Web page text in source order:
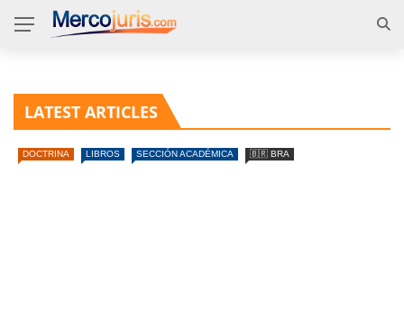
LATEST ARTICLES
DOCTRINA LIBROS SECCIÓN ACADÉMICA 🇧🇷 BRA